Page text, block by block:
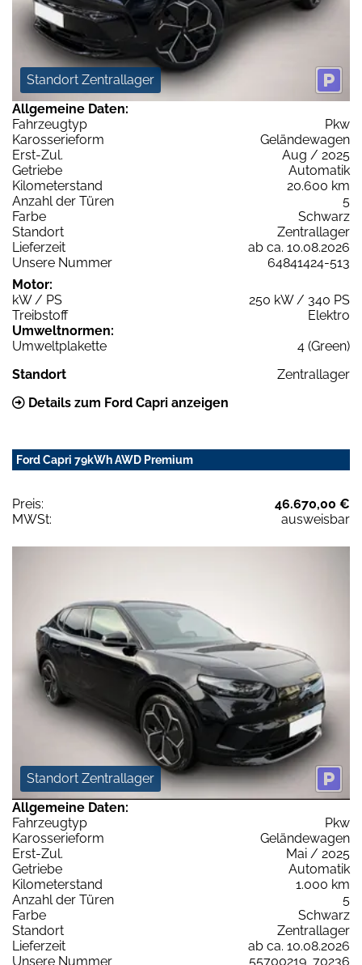
Standort Zentrallager
Allgemeine Daten:
Fahrzeugtyp
Pkw
Karosserieform
Geländewagen
Erst-Zul.
Aug / 2025
Getriebe
Automatik
Kilometerstand
20.600 km
Anzahl der Türen
5
Farbe
Schwarz
Standort
Zentrallager
Lieferzeit
ab ca. 10.08.2026
Unsere Nummer
64841424-513
Motor:
kW / PS
250 kW / 340 PS
Treibstoff
Elektro
Umweltnormen:
Umweltplakette
4 (Green)
Standort
Zentrallager
Details zum Ford Capri anzeigen
Ford Capri 79kWh AWD Premium
Preis:
46.670,00 €
MWSt:
ausweisbar
Standort Zentrallager
Allgemeine Daten:
Fahrzeugtyp
Pkw
Karosserieform
Geländewagen
Erst-Zul.
Mai / 2025
Getriebe
Automatik
Kilometerstand
1.000 km
Anzahl der Türen
5
Farbe
Schwarz
Standort
Zentrallager
Lieferzeit
ab ca. 10.08.2026
Unsere Nummer
55700219_70236